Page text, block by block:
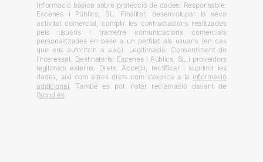
Informació bàsica sobre protecció de dades: Responsable:
Escenes i Públics, SL. Finalitat: desenvolupar la seva
activitat comercial, complir les contractacions realitzades
pels usuaris i trametre comunicacions comercials
personalitzades en base a un perfilat als usuaris (en cas
que ens autoritzin a això). Legitimació: Consentiment de
l’interessat. Destinataris: Escenes i Públics, SL i proveïdors
legitimats externs. Drets: Accedir, rectificar i suprimir les
dades, així com altres drets com s’explica a la informació
addicional . També es pot instar reclamació davant de
l’agpd.es.